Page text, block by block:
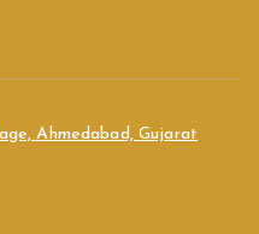
Ahmedabad, Gujarat